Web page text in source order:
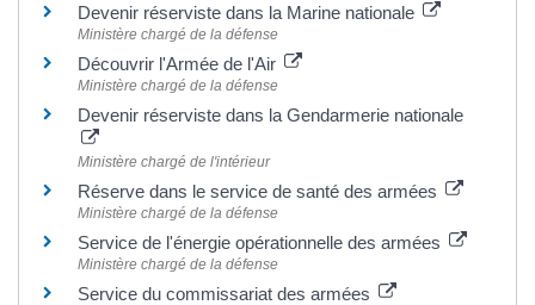
Devenir réserviste dans la Marine nationale
Ministère chargé de la défense
Découvrir l'Armée de l'Air
Ministère chargé de la défense
Devenir réserviste dans la Gendarmerie nationale
Ministère chargé de l'intérieur
Réserve dans le service de santé des armées
Ministère chargé de la défense
Service de l'énergie opérationnelle des armées
Ministère chargé de la défense
Service du commissariat des armées